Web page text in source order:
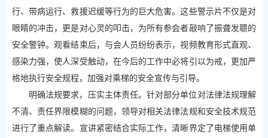
行、带病运行、救援迟缓等行为的巨大危害。这些警示片不仅是对
眼睛的冲击，更是对心灵的叩击，为所有参会者敲响了振聋发聩的
安全警钟。观看结束后，与会人员纷纷表示，视频教育形式直观、
感染力强，使人深受触动，在今后的工作中必将引以为戒，更加严
格地执行安全规程，加强对乘梯的安全宣传与引导。
明确法规要求，压实主体责任。针对部分单位对法律法规理解
不清、责任界限模糊的问题，领导对相关法律法规和安全技术规范
进行了重点解读。宣讲紧密结合实际工作，清晰界定了电梯使用单